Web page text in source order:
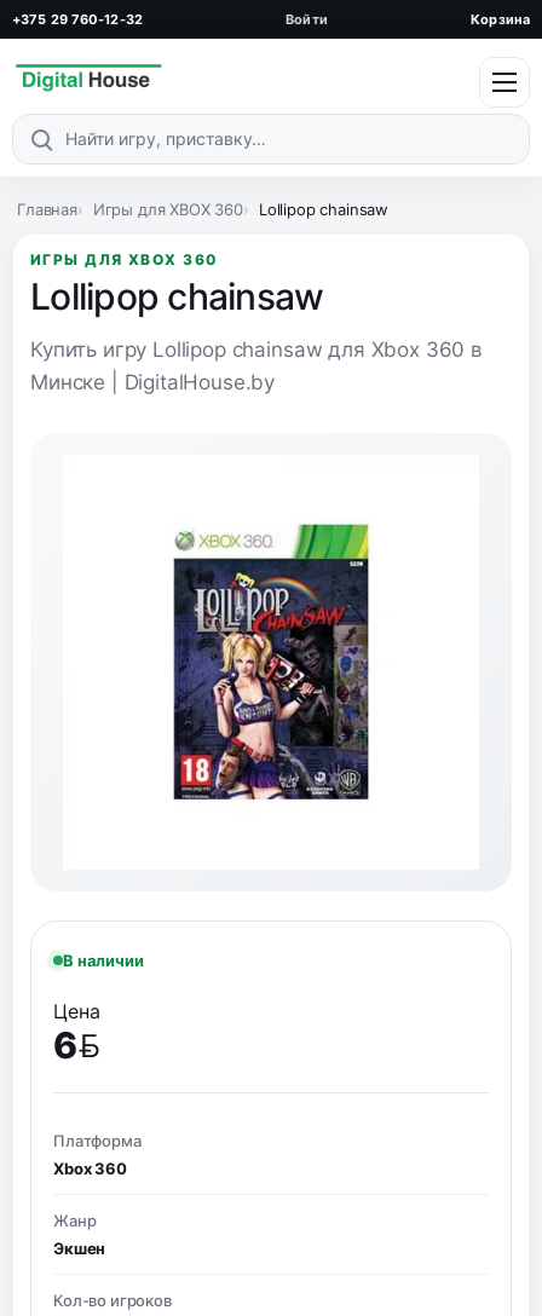
+375 29 760-12-32 Войти Корзина
Поиск по каталогу
Главная Игры для XBOX 360 Lollipop chainsaw
ИГРЫ ДЛЯ XBOX 360
Lollipop chainsaw
Купить игру Lollipop chainsaw для Xbox 360 в
Минске | DigitalHouse.by
В наличии
Цена
6
BYN
Платформа
Xbox 360
Жанр
Экшен
Кол-во игроков